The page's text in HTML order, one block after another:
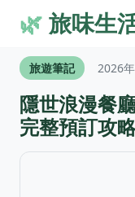
🌿旅味生
旅遊筆記 2026
隱世浪漫餐
完整預訂攻